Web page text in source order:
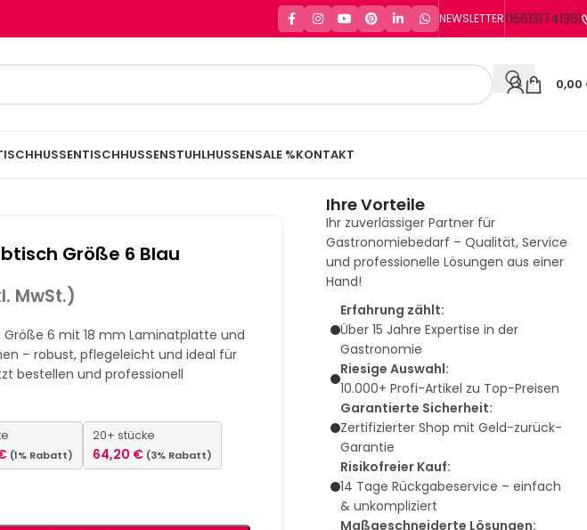
NEWSLETTER056131741361
0,00
TISCHHUSSENSTUHLHUSSENSALE %KONTAKT
Größe 6 Blau
MwSt.)
Größe 6 mit 18 mm Laminatplatte und
– robust, pflegeleicht und ideal für
bestellen und professionell
(1% Rabatt)
20+ stücke
64,20 € (3% Rabatt)
Ihre Vorteile
Ihr zuverlässiger Partner für
Gastronomiebedarf – Qualität, Service
und professionelle Lösungen aus einer
Hand!
Erfahrung zählt:
Über 15 Jahre Expertise in der
Gastronomie
Riesige Auswahl:
10.000+ Profi-Artikel zu Top-Preisen
Garantierte Sicherheit:
Zertifizierter Shop mit Geld-zurück-
Garantie
Risikofreier Kauf:
14 Tage Rückgabeservice – einfach
& unkompliziert
Maßgeschneiderte Lösungen: